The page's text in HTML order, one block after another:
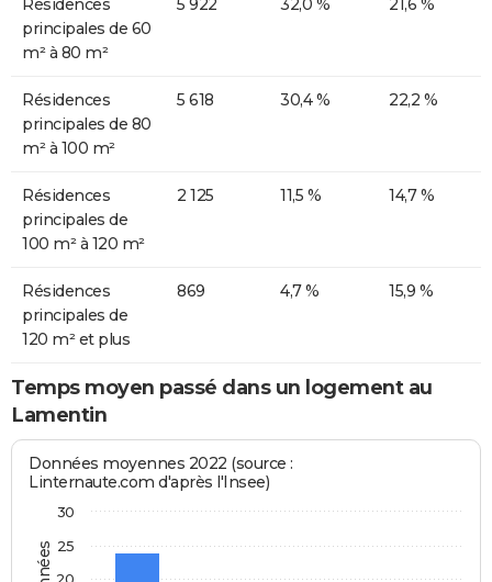
Résidences
principales de 60
m² à 80 m²
5 922 32,0 % 21,6 %
Résidences
principales de 80
m² à 100 m²
5 618 30,4 % 22,2 %
Résidences
principales de
100 m² à 120 m²
2 125 11,5 % 14,7 %
Résidences
principales de
120 m² et plus
869 4,7 % 15,9 %
Temps moyen passé dans un logement au
Lamentin
Données moyennes 2022 (source :
Linternaute.com d'après l'Insee)
25
30